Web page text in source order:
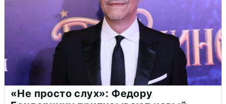
«Не просто слух»: Федору